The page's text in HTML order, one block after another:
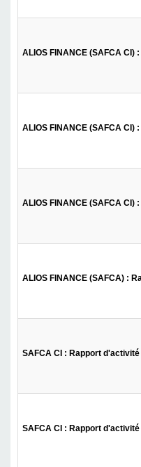
ALIOS FINANCE (SAFCA
ALIOS FINANCE (SAFCA CI)
ALIOS FINANCE (SAFCA CI)
ALIOS FINANCE (SAFCA) :
SAFCA CI : Rapport
SAFCA CI : Rapport